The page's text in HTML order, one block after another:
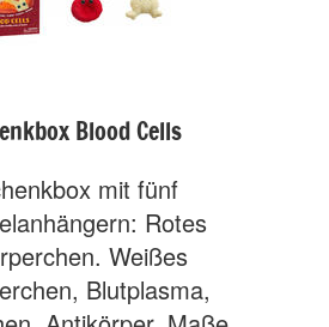
Blood Cells
mit fünf
Rotes
Weißes
Blutplasma,